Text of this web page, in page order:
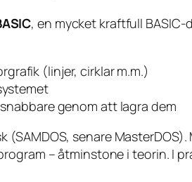
, en mycket kraftfull
(linjer, cirklar m.m.)
genom att lagra dem
senare
– åtminstone i teorin. I